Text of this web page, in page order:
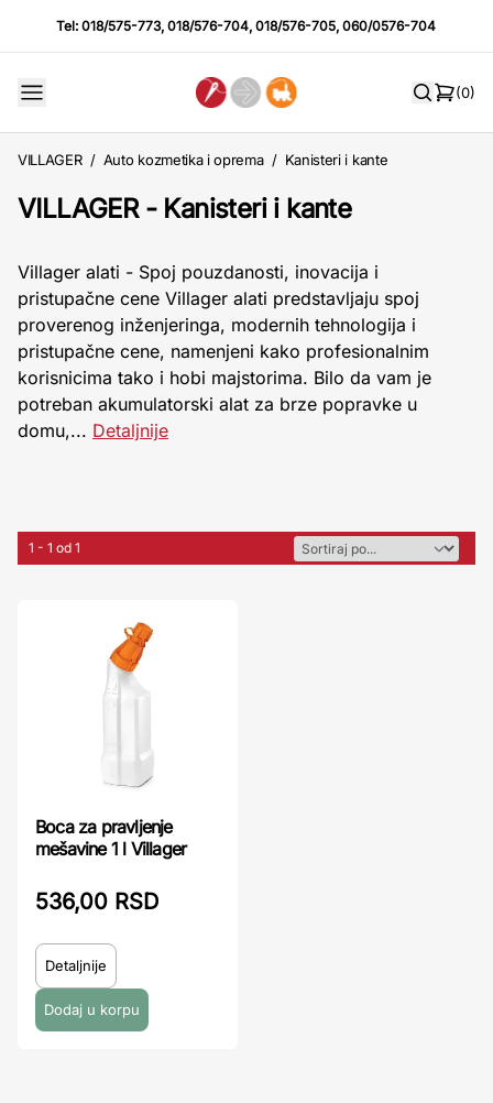
Tel:018/575-773,018/576-704,018/576-705,060/0576-704
(0)
VILLAGER / Auto kozmetika i oprema / Kanisteri i kante
VILLAGER - Kanisteri i kante
Villager alati - Spoj pouzdanosti, inovacija i
pristupačne cene Villager alati predstavljaju spoj
proverenog inženjeringa, modernih tehnologija i
pristupačne cene, namenjeni kako profesionalnim
korisnicima tako i hobi majstorima. Bilo da vam je
potreban akumulatorski alat za brze popravke u
domu,... Detaljnije
1 - 1 od 1
Boca za pravljenje
mešavine 1 l Villager
536,00 RSD
Detaljnije